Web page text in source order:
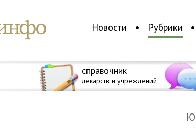
Новости Рубрики
справочник
лекарств и учреждений